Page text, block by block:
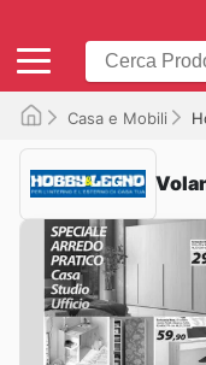
Casa e Mobili